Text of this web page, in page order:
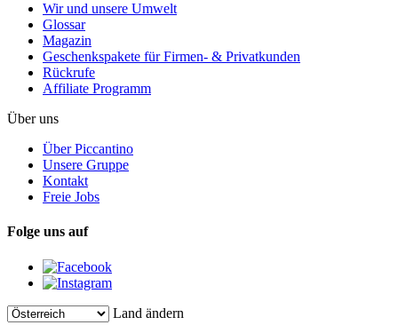
Wir und unsere Umwelt
Glossar
Magazin
Geschenkspakete für Firmen- & Privatkunden
Rückrufe
Affiliate Programm
Über uns
Über Piccantino
Unsere Gruppe
Kontakt
Freie Jobs
Folge uns auf
Land ändern